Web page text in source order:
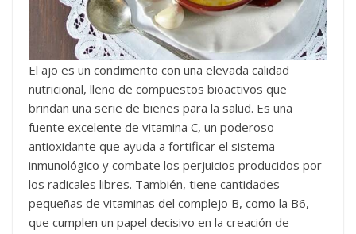
El ajo es un condimento con una elevada calidad
nutricional, lleno de compuestos bioactivos que
brindan una serie de bienes para la salud. Es una
fuente excelente de vitamina C, un poderoso
antioxidante que ayuda a fortificar el sistema
inmunológico y combate los perjuicios producidos por
los radicales libres. También, tiene cantidades
pequeñas de vitaminas del complejo B, como la B6,
que cumplen un papel decisivo en la creación de